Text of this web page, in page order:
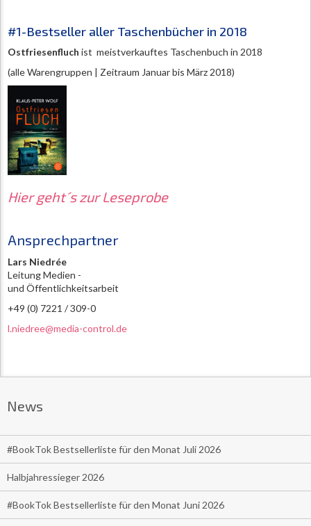
#1-Bestseller aller Taschenbücher in 2018
Ostfriesenfluch ist meistverkauftes Taschenbuch in 2018
(alle Warengruppen | Zeitraum Januar bis März 2018)
Hier geht´s zur Leseprobe
Ansprechpartner
Lars Niedrée
Leitung Medien -
und Öffentlichkeitsarbeit
+49 (0) 7221 / 309-0
l.niedree@media-control.de
News
#BookTok Bestsellerliste für den Monat Juli 2026
Halbjahressieger 2026
#BookTok Bestsellerliste für den Monat Juni 2026